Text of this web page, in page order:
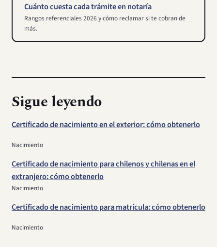
Cuánto cuesta cada trámite en notaría
Rangos referenciales 2026 y cómo reclamar si te cobran de
más.
Sigue leyendo
Certificado de nacimiento en el exterior: cómo obtenerlo
Nacimiento
Certificado de nacimiento para chilenos y chilenas en el
extranjero: cómo obtenerlo
Nacimiento
Certificado de nacimiento para matrícula: cómo obtenerlo
Nacimiento